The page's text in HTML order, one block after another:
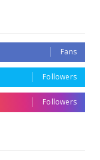
Fans
Followers
Followers